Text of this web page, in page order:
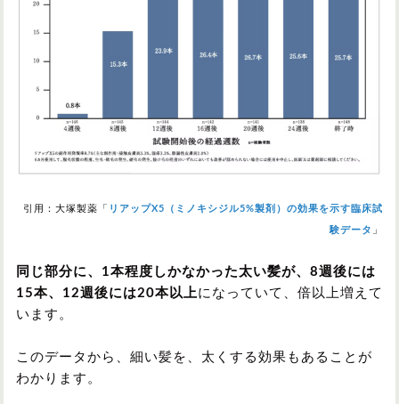
引用：大塚製薬「 リアップX5（ミノキシジル5%製剤）の効果を示す臨床試
験データ 」
同じ部分に、1本程度しかなかった太い髪が、8週後には
15本、12週後には20本以上 になっていて、倍以上増えて
います。
このデータから、細い髪を、太くする効果もあることが
わかります。